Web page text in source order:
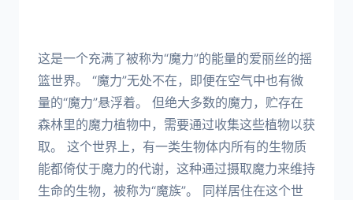
这是一个充满了被称为“魔力”的能量的爱丽丝的摇
篮世界。 “魔力”无处不在，即便在空气中也有微
量的“魔力”悬浮着。 但绝大多数的魔力，贮存在
森林里的魔力植物中，需要通过收集这些植物以获
取。 这个世界上，有一类生物体内所有的生物质
能都倚仗于魔力的代谢，这种通过摄取魔力来维持
生命的生物，被称为“魔族”。 同样居住在这个世